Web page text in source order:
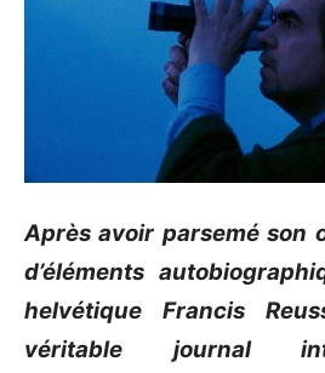
Après avoir parsemé son
d’éléments
helvétique Francis
véritable journal